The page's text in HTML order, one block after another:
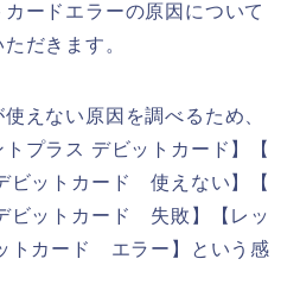
ードエラーの原因について
だきます。
えない原因を調べるため、
プラス デビットカード】【
ビットカード 使えない】【
ビットカード 失敗】【レッ
トカード エラー】という感